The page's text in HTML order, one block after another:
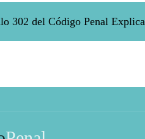
302 del Código Penal